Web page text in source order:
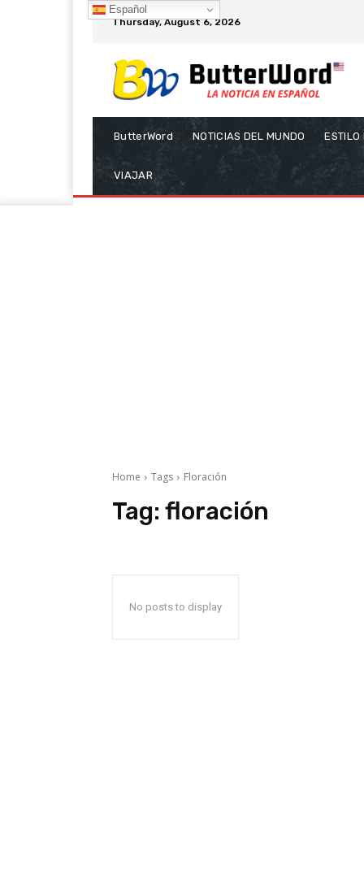
Thursday, August 6, 2026
ButterWord NOTICIAS DEL MUNDO ESTILO
VIAJAR
Home Tags Floración
Tag: floración
No posts to display
Español